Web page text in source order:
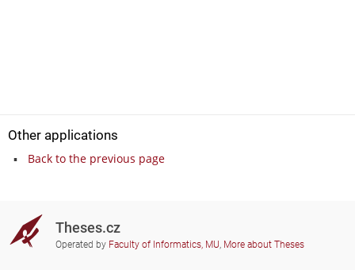
Other applications
Back to the previous page
Theses.cz
Operated by Faculty of Informatics, MU, More about Theses